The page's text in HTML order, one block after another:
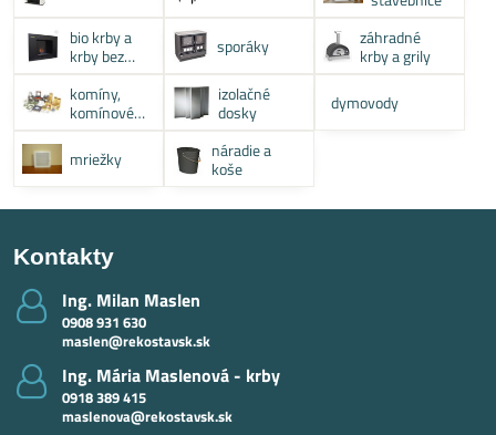
bio krby a
krby bez
komína
sporáky
záhradné
krby a grily
komíny,
komínové
systémy
izolačné
dosky
dymovody
mriežky
náradie a
koše
Kontakty
Ing​. Milan Maslen
0908 931 630
maslen@rekostavsk.sk
Ing​. Mária Maslenová - krby
0918 389 415
maslenova@rekostavsk.sk